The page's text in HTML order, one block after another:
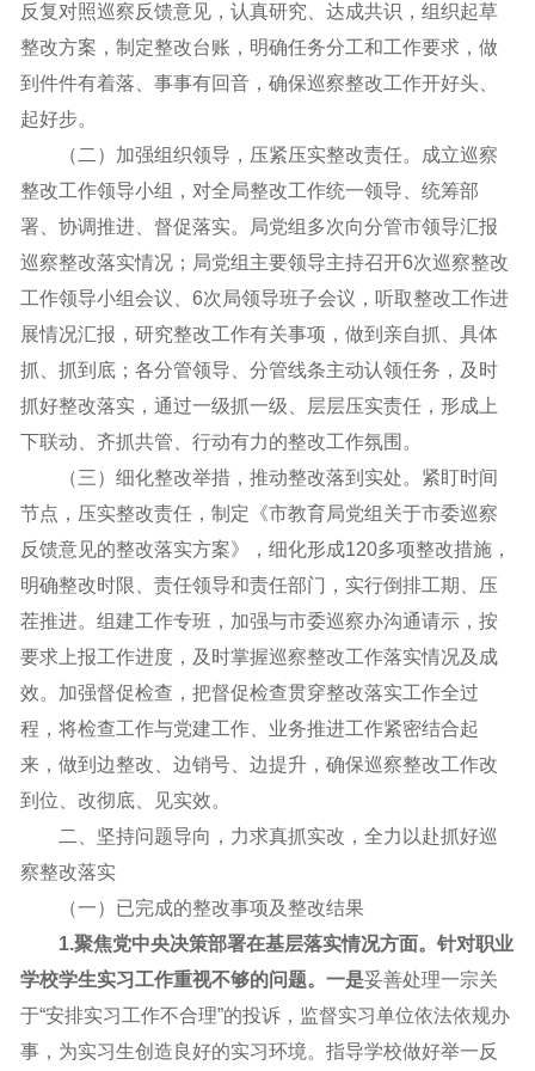
反复对照巡察反馈意见，认真研究、达成共识，组织起草
整改方案，制定整改台账，明确任务分工和工作要求，做
到件件有着落、事事有回音，确保巡察整改工作开好头、
起好步。
（二）加强组织领导，压紧压实整改责任。成立巡察
整改工作领导小组，对全局整改工作统一领导、统筹部
署、协调推进、督促落实。局党组多次向分管市领导汇报
巡察整改落实情况；局党组主要领导主持召开6次巡察整改
工作领导小组会议、6次局领导班子会议，听取整改工作进
展情况汇报，研究整改工作有关事项，做到亲自抓、具体
抓、抓到底；各分管领导、分管线条主动认领任务，及时
抓好整改落实，通过一级抓一级、层层压实责任，形成上
下联动、齐抓共管、行动有力的整改工作氛围。
（三）细化整改举措，推动整改落到实处。紧盯时间
节点，压实整改责任，制定《市教育局党组关于市委巡察
反馈意见的整改落实方案》，细化形成120多项整改措施，
明确整改时限、责任领导和责任部门，实行倒排工期、压
茬推进。组建工作专班，加强与市委巡察办沟通请示，按
要求上报工作进度，及时掌握巡察整改工作落实情况及成
效。加强督促检查，把督促检查贯穿整改落实工作全过
程，将检查工作与党建工作、业务推进工作紧密结合起
来，做到边整改、边销号、边提升，确保巡察整改工作改
到位、改彻底、见实效。
二、坚持问题导向，力求真抓实改，全力以赴抓好巡
察整改落实
（一）已完成的整改事项及整改结果
1.聚焦党中央决策部署在基层落实情况方面。针对职业
学校学生实习工作重视不够的问题。一是妥善处理一宗关
于“安排实习工作不合理”的投诉，监督实习单位依法依规办
事，为实习生创造良好的实习环境。指导学校做好举一反